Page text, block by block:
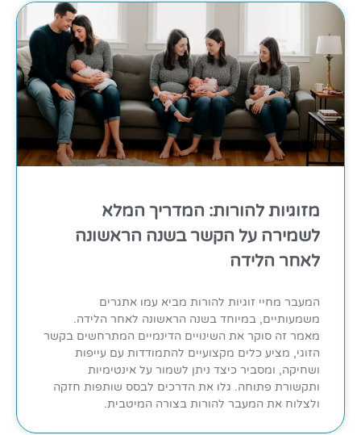
מזוגיות להורות: המדריך המלא
לשמירה על הקשר בשנה הראשונה
לאחר הלידה
המעבר מחיי זוגיות להורות מביא עמו אתגרים
משמעותיים, במיוחד בשנה הראשונה לאחר הלידה.
מאמר זה סוקר את השינויים הדינמיים המתרחשים בקשר
הזוגי, מציע כלים מקצועיים להתמודדות עם עייפות
ושחיקה, ומסביר כיצד ניתן לשמור על אינטימיות
ותקשורת פתוחה. גלו את הדרכים לבסס שותפות חזקה
ולצלוח את המעבר להורות בצורה המיטבית.